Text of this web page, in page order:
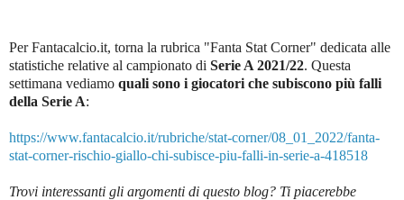
Per Fantacalcio.it, torna la rubrica "Fanta Stat Corner" dedicata alle
statistiche relative al campionato di Serie A 2021/22. Questa
settimana vediamo quali sono i giocatori che subiscono più falli
della Serie A:
https://www.fantacalcio.it/rubriche/stat-corner/08_01_2022/fanta-
stat-corner-rischio-giallo-chi-subisce-piu-falli-in-serie-a-418518
Trovi interessanti gli argomenti di questo blog? Ti piacerebbe